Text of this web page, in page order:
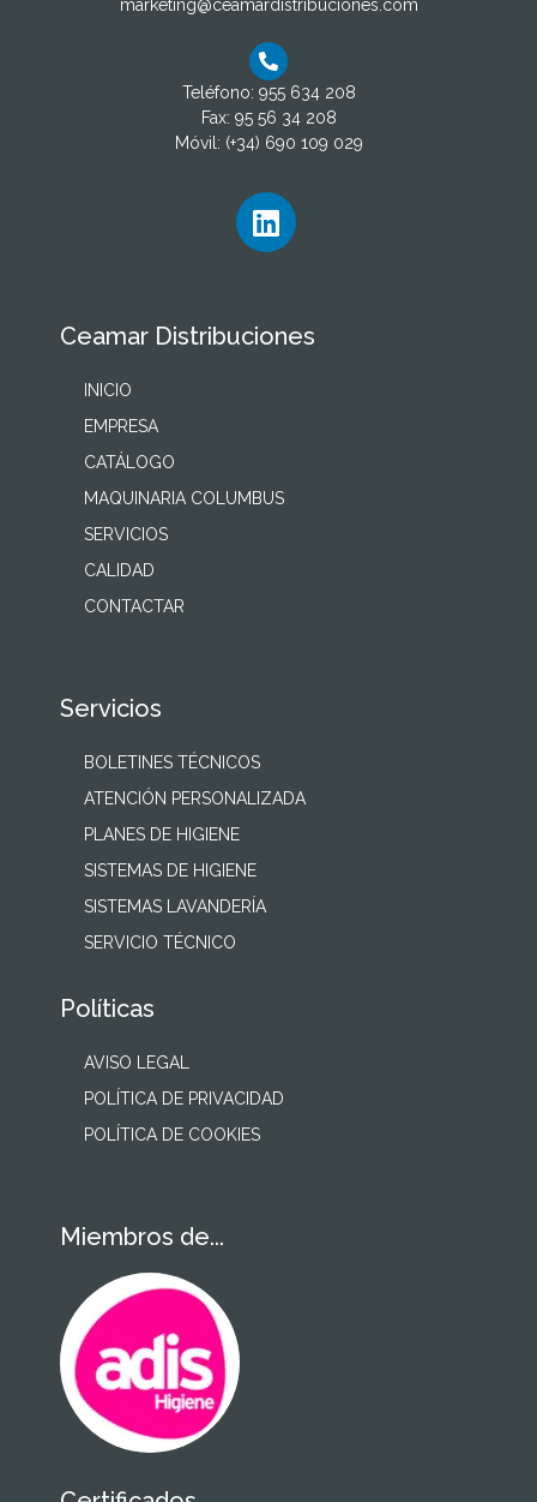
marketing@ceamardistribuciones.com
Teléfono: 955 634 208
Fax: 95 56 34 208
Móvil: (+34) 690 109 029
Ceamar Distribuciones
INICIO
EMPRESA
CATÁLOGO
MAQUINARIA COLUMBUS
SERVICIOS
CALIDAD
CONTACTAR
Servicios
BOLETINES TÉCNICOS
ATENCIÓN PERSONALIZADA
PLANES DE HIGIENE
SISTEMAS DE HIGIENE
SISTEMAS LAVANDERÍA
SERVICIO TÉCNICO
Políticas
AVISO LEGAL
POLÍTICA DE PRIVACIDAD
POLÍTICA DE COOKIES
Miembros de...